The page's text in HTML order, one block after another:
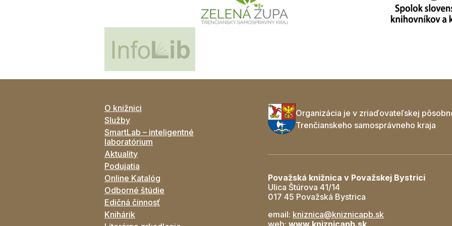
O knižnici
Služby
SmartLab – inteligentné
laboratórium
Aktuality
Podujatia
Online Katalóg
Odborné štúdie
Edičná činnosť
Knihárik
Organizácia je v zriaďovateľskej
Trenčianskeho samosprávneho kraja
Považská knižnica v Považskej Bystrici
Ulica Štúrova 41/14
017 45 Považská Bystrica
email: kniznica@kniznicapb.sk